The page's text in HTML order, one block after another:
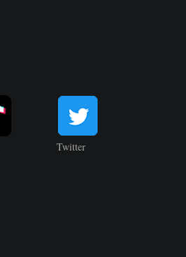
Twitter